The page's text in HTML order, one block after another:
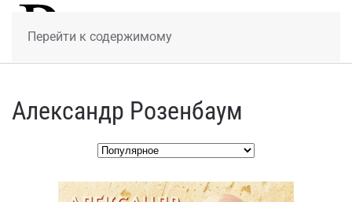
Перейти к содержимому
Александр Розенбаум